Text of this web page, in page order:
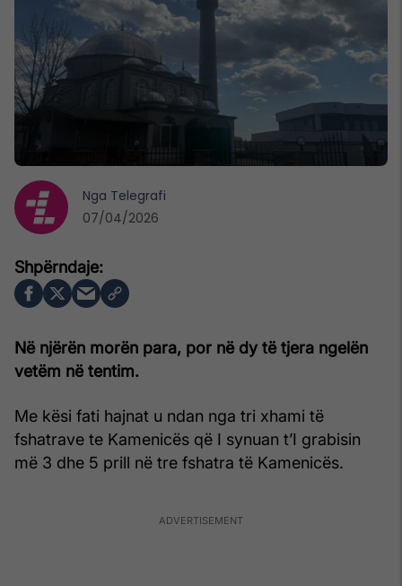
Në njërën morën para, por në dy të tjera ngelën
vetëm në tentim.
Me kësi fati hajnat u ndan nga tri xhami të
fshatrave te Kamenicës që I synuan t’I grabisin
më 3 dhe 5 prill në tre fshatra të Kamenicës.
Nga Telegrafi
07/04/2026